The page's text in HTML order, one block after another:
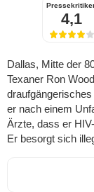
4,1
Dallas, Mitte der
Texaner Ron
er nach einem
Ärzte, dass er
Er besorgt sich